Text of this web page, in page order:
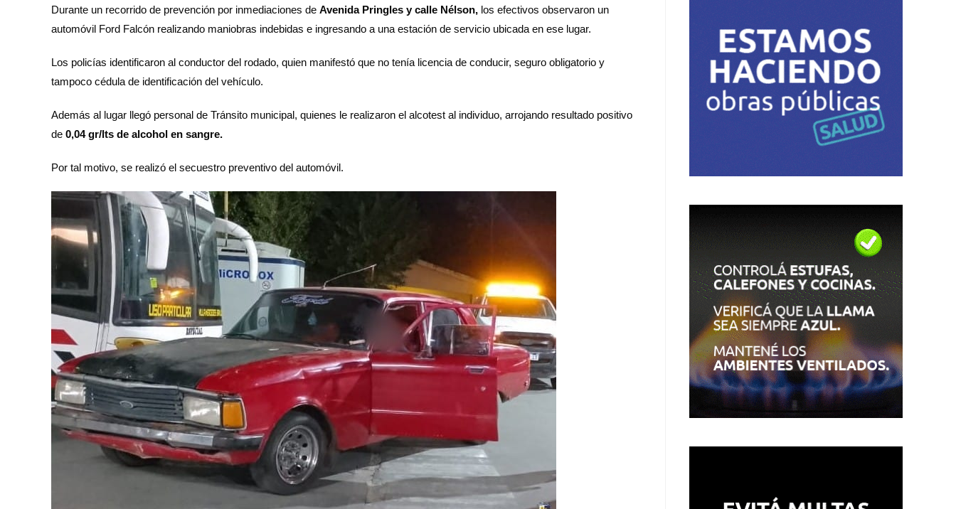
Durante un recorrido de prevención por inmediaciones de Avenida Pringles y calle Nélson, los efectivos observaron un
automóvil Ford Falcón realizando maniobras indebidas e ingresando a una estación de servicio ubicada en ese lugar.
Los policías identificaron al conductor del rodado, quien manifestó que no tenía licencia de conducir, seguro obligatorio y
tampoco cédula de identificación del vehículo.
Además al lugar llegó personal de Tránsito municipal, quienes le realizaron el alcotest al individuo, arrojando resultado positivo
de 0,04 gr/lts de alcohol en sangre.
Por tal motivo, se realizó el secuestro preventivo del automóvil.